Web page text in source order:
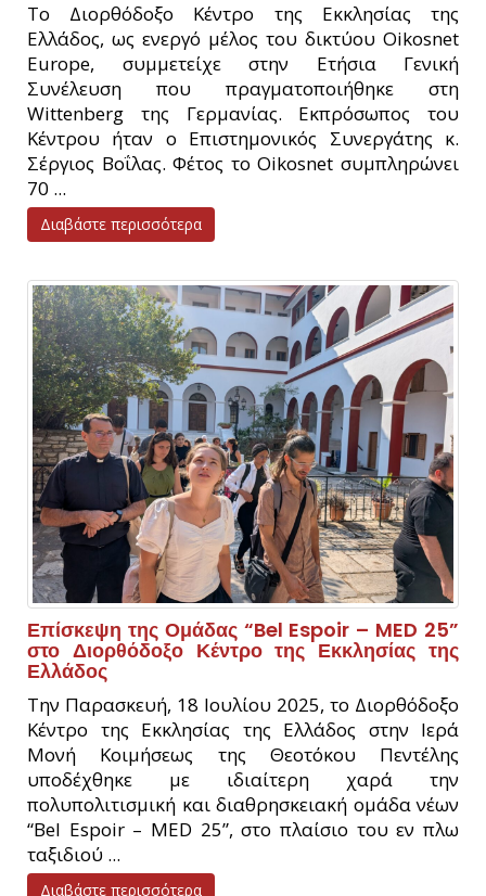
Το Διορθόδοξο Κέντρο της Εκκλησίας της
Ελλάδος, ως ενεργό μέλος του δικτύου Oikosnet
Europe, συμμετείχε στην Ετήσια Γενική
Συνέλευση που πραγματοποιήθηκε στη
Wittenberg της Γερμανίας. Εκπρόσωπος του
Κέντρου ήταν ο Επιστημονικός Συνεργάτης κ.
Σέργιος Βοΐλας. Φέτος το Oikosnet συμπληρώνει
70 ...
Διαβάστε περισσότερα
Επίσκεψη της Ομάδας “Bel Espoir – MED 25”
στο Διορθόδοξο Κέντρο της Εκκλησίας της
Ελλάδος
Την Παρασκευή, 18 Ιουλίου 2025, το Διορθόδοξο
Κέντρο της Εκκλησίας της Ελλάδος στην Ιερά
Μονή Κοιμήσεως της Θεοτόκου Πεντέλης
υποδέχθηκε με ιδιαίτερη χαρά την
πολυπολιτισμική και διαθρησκειακή ομάδα νέων
“Bel Espoir – MED 25”, στο πλαίσιο του εν πλω
ταξιδιού ...
Διαβάστε περισσότερα